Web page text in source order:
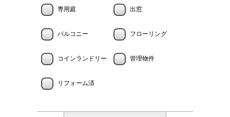
専用庭 出窓
バルコニー フローリング
コインランドリー 管理物件
リフォーム済